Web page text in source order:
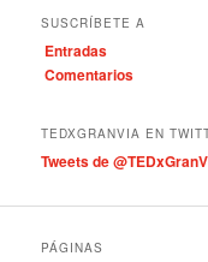
e
g
o
a
s
SUSCRÍBETE A
Entradas
Comentarios
TEDXGRANVIA EN
Tweets de
PÁGINAS